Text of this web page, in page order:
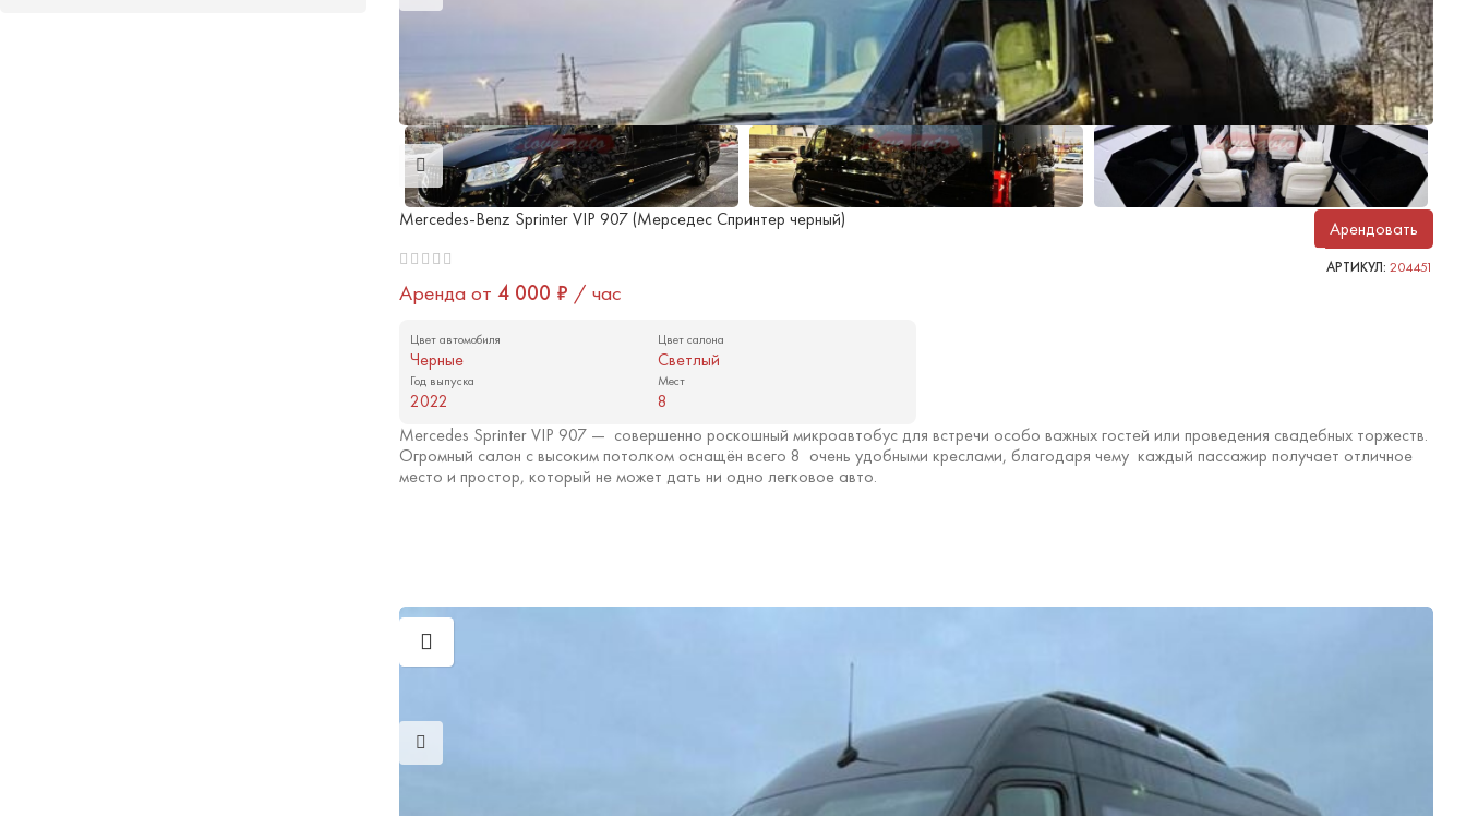
Mercedes-Benz Sprinter VIP 907 (Мерседес Спринтер черный) Арендовать
АРТИКУЛ: 204451
Аренда от 4 000 ₽ / час
Цвет автомобиля
Черные
Цвет салона
Светлый
Год выпуска
2022
Мест
8
Mercedes Sprinter VIP 907 — совершенно роскошный микроавтобус для встречи особо важных гостей или проведения свадебных торжеств.
Огромный салон с высоким потолком оснащён всего 8 очень удобными креслами, благодаря чему каждый пассажир получает отличное
место и простор, который не может дать ни одно легковое авто.